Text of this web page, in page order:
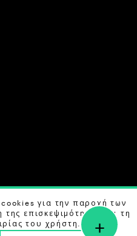
RIGHTS RESERVED.
BYB LABS
για την παροχή των
επισκεψιμότητας και τη
του χρήστη. Μάθετε
+